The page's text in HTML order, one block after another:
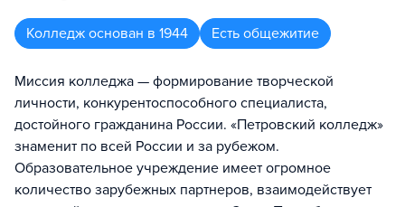
Колледж основан в 1944 Есть общежитие
Миссия колледжа — формирование творческой
личности, конкурентоспособного специалиста,
достойного гражданина России. «Петровский колледж»
знаменит по всей России и за рубежом.
Образовательное учреждение имеет огромное
количество зарубежных партнеров, взаимодействует